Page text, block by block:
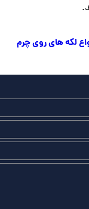
لکه های ‌روی چرم